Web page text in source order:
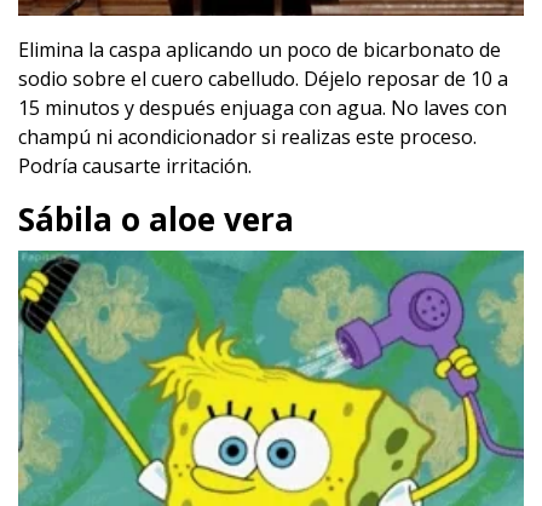
Elimina la caspa aplicando un poco de bicarbonato de
sodio sobre el cuero cabelludo. Déjelo reposar de 10 a
15 minutos y después enjuaga con agua. No laves con
champú ni acondicionador si realizas este proceso.
Podría causarte irritación.
Sábila o aloe vera